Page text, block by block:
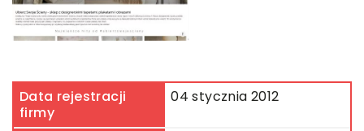
Data rejestracji
firmy
04 stycznia 2012